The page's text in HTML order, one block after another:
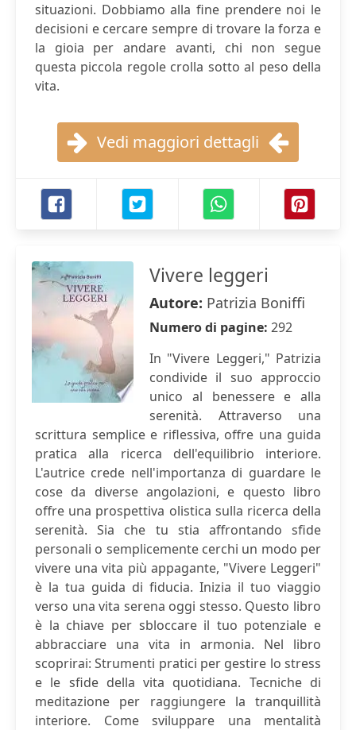
situazioni. Dobbiamo alla fine prendere noi le
decisioni e cercare sempre di trovare la forza e
la gioia per andare avanti, chi non segue
questa piccola regole crolla sotto al peso della
vita.
Vedi maggiori dettagli
Vivere leggeri
Autore: Patrizia Boniffi
Numero di pagine: 292
In "Vivere Leggeri," Patrizia
condivide il suo approccio
unico al benessere e alla
serenità. Attraverso una
scrittura semplice e riflessiva, offre una guida
pratica alla ricerca dell'equilibrio interiore.
L'autrice crede nell'importanza di guardare le
cose da diverse angolazioni, e questo libro
offre una prospettiva olistica sulla ricerca della
serenità. Sia che tu stia affrontando sfide
personali o semplicemente cerchi un modo per
vivere una vita più appagante, "Vivere Leggeri"
è la tua guida di fiducia. Inizia il tuo viaggio
verso una vita serena oggi stesso. Questo libro
è la chiave per sbloccare il tuo potenziale e
abbracciare una vita in armonia. Nel libro
scoprirai: Strumenti pratici per gestire lo stress
e le sfide della vita quotidiana. Tecniche di
meditazione per raggiungere la tranquillità
interiore. Come sviluppare una mentalità